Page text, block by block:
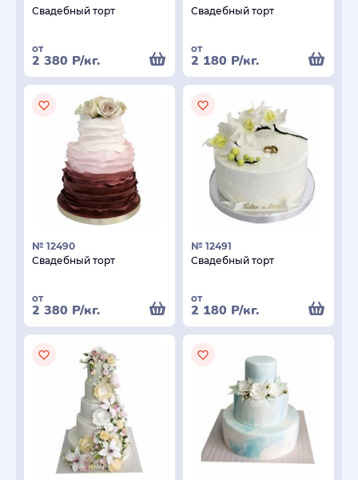
Свадебный торт
от
2 380 Р/кг.
Свадебный торт
от
2 180 Р/кг.
№ 12490
Свадебный торт
от
2 380 Р/кг.
№ 12491
Свадебный торт
от
2 180 Р/кг.